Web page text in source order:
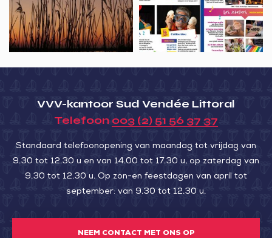
Réserve
naturelle
au
VVV-kantoor Sud Vendée Littoral
Telefoon 003 (2) 51 56 37 37
Standaard telefoonopening van maandag tot vrijdag van
9.30 tot 12.30 u en van 14.00 tot 17.30 u, op zaterdag van
9.30 tot 12.30 u. Op zon-en feestdagen van april tot
september: van 9.30 tot 12.30 u.
NEEM CONTACT MET ONS OP